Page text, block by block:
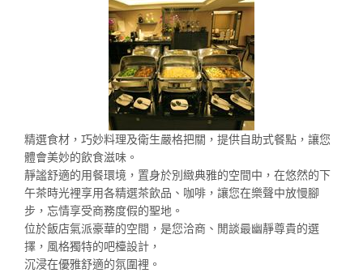
精選食材，巧妙料理及衛生嚴格把關，提供自助式餐點，讓您
體會美妙的飲食滋味。
靜謐舒適的用餐環境，置身於別緻典雅的空間中，在悠然的下
午茶時光裡享用各精選茶飲品、咖啡，讓您在樂聲中放慢腳
步，忘情享受商務度假的聖地。
位於飯店氣派豪華的空間，是您洽商、閒談最幽靜尊貴的選
擇，風格獨特的吧檯設計，
沉浸在優雅舒適的氛圍裡。